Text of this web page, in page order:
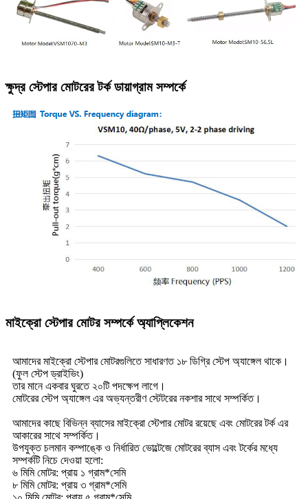
ক্ষুদ্র স্টেপার মোটরের টর্ক ডায়াগ্রাম সম্পর্কে
মাইক্রো স্টেপার মোটর সম্পর্কে অ্যাপ্লিকেশন
আমাদের মাইক্রো স্টেপার মোটরগুলিতে সাধারণত ১৮ ডিগ্রি স্টেপ অ্যাঙ্গেল থাকে।
(ফুল স্টেপ ড্রাইভিং)
তার মানে একবার ঘুরতে ২০টি পদক্ষেপ লাগে।
মোটরের স্টেপ অ্যাঙ্গেল এর অভ্যন্তরীণ স্টেটরের নকশার সাথে সম্পর্কিত।
আমাদের কাছে বিভিন্ন ব্যাসের মাইক্রো স্টেপার মোটর রয়েছে এবং মোটরের টর্ক এর
আকারের সাথে সম্পর্কিত।
উপযুক্ত চলমান কম্পাঙ্কে ও নির্ধারিত ভোল্টেজে মোটরের ব্যাস এবং টর্কের মধ্যে
সম্পর্কটি নিচে দেওয়া হলো:
৬ মিমি মোটর: প্রায় ১ গ্রাম*সেমি
৮ মিমি মোটর: প্রায় ৩ গ্রাম*সেমি